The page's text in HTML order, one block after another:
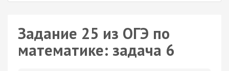
Задание 25 из ОГЭ по
математике: задача 6